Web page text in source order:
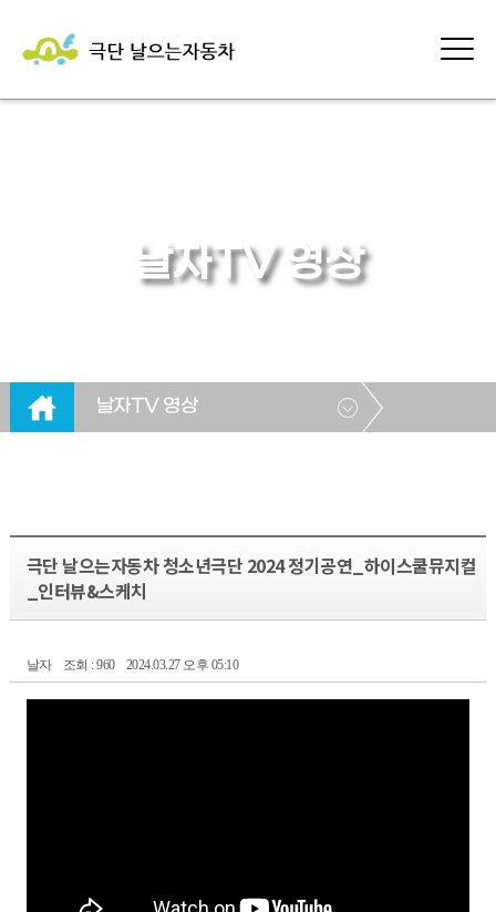
날자TV 영상
날자TV 영상
극단 날으는자동차 청소년극단 2024 정기공연_하이스쿨뮤지컬
_인터뷰&스케치
날자 조회 : 960 2024.03.27 오후 05:10